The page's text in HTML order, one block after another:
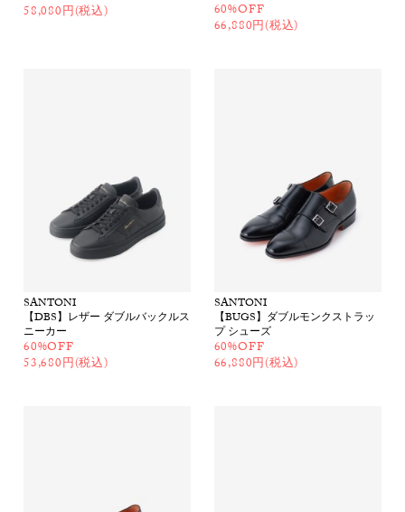
58,080円(税込)
60%OFF
66,880円(税込)
SANTONI
【DBS】レザー ダブルバックルス
ニーカー
60%OFF
53,680円(税込)
SANTONI
【BUGS】ダブルモンクストラッ
プ シューズ
60%OFF
66,880円(税込)